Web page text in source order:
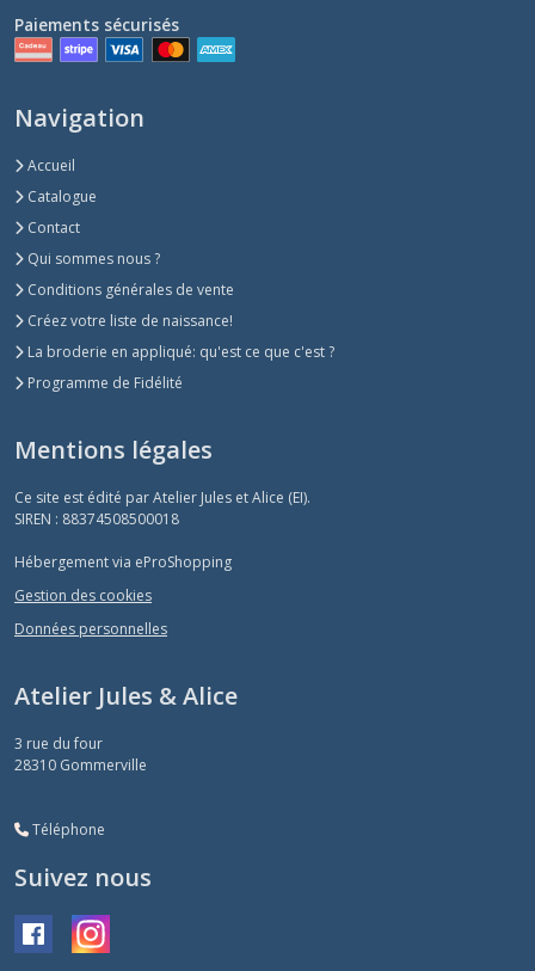
Paiements sécurisés
Navigation
Accueil
Catalogue
Contact
Qui sommes nous ?
Conditions générales de vente
Créez votre liste de naissance!
La broderie en appliqué: qu'est ce que c'est ?
Programme de Fidélité
Mentions légales
Ce site est édité par Atelier Jules et Alice (EI).
SIREN : 88374508500018
Hébergement via eProShopping
Gestion des cookies
Données personnelles
Atelier Jules & Alice
3 rue du four
28310 Gommerville
Téléphone
Suivez nous